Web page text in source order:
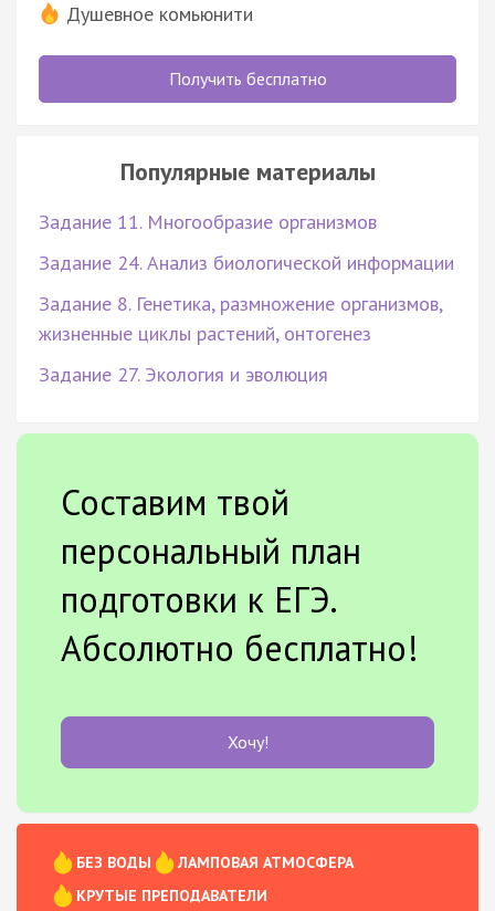
Душевное комьюнити
Получить бесплатно
Популярные материалы
Задание 11. Многообразие организмов
Задание 24. Анализ биологической информации
Задание 8. Генетика, размножение организмов,
жизненные циклы растений, онтогенез
Задание 27. Экология и эволюция
Составим твой
персональный план
подготовки к ЕГЭ.
Абсолютно бесплатно!
Хочу!
БЕЗ ВОДЫ
ЛАМПОВАЯ АТМОСФЕРА
КРУТЫЕ ПРЕПОДАВАТЕЛИ